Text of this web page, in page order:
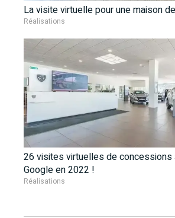
La visite virtuelle pour une maison
Réalisations
26 visites virtuelles de
Google en 2022 !
Réalisations